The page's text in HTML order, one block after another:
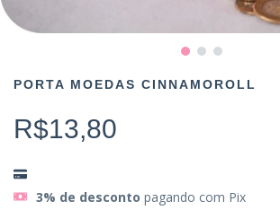
PORTA MOEDAS CINNAMOROLL
R$13,80
3% de desconto pagando com Pix